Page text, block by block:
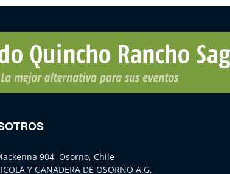
904, Osorno, Chile
Y GANADERA DE OSORNO A.G.